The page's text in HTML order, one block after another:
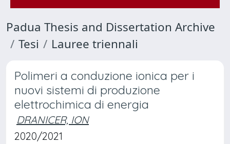
Padua Thesis and Dissertation Archive
Tesi
Lauree triennali
Polimeri a conduzione ionica per i
nuovi sistemi di produzione
elettrochimica di energia
DRANICER, ION
2020/2021